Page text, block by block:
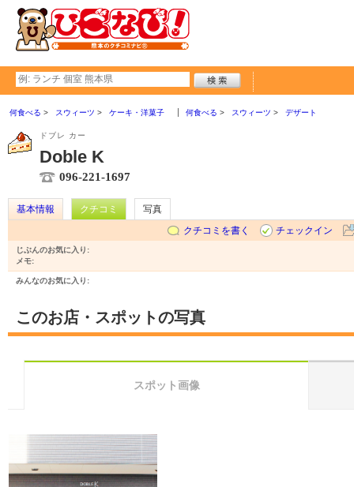
何食べる スウィーツ ケーキ・洋菓子 何食べる スウィーツ デザート
ドブレ カー
Doble K
096-221-1697
基本情報 クチコミ
写真
クチコミを書く
チェックイン
じぶんのお気に入り:
メモ:
みんなのお気に入り:
このお店・スポットの写真
スポット画像